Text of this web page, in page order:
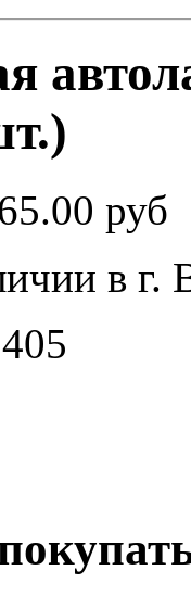
руб
в г.